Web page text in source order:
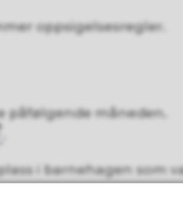
oppsigelsesregler.
påfølgende måneden.
i barnehagen som